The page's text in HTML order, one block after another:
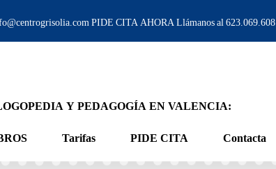
PIDE CITA AHORA Llámanos al 623.069.608
Y PEDAGOGÍA EN VALENCIA:
Tarifas PIDE CITA Contacta